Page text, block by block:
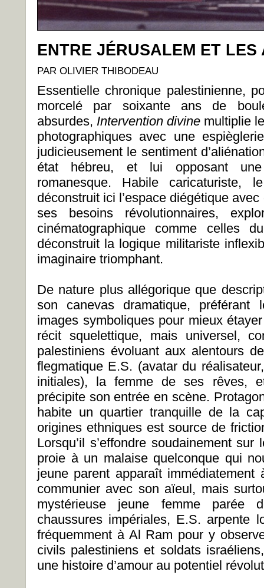
ENTRE JÉRUSALEM ET LES
PAR OLIVIER THIBODEAU
Essentielle chronique palestinienne,
morcelé par soixante ans de
absurdes, Intervention divine multiplie
photographiques avec une
judicieusement le sentiment
état hébreu, et lui opposant une
romanesque. Habile caricaturiste,
déconstruit ici l’espace diégétique
ses besoins révolutionnaires,
cinématographique comme celles
déconstruit la logique militariste
imaginaire triomphant.
De nature plus allégorique que
son canevas dramatique,
images symboliques pour mieux
récit squelettique, mais universel,
palestiniens évoluant aux alentours
flegmatique E.S. (avatar du
initiales), la femme de ses rêves,
précipite son entrée en scène.
habite un quartier tranquille de la
origines ethniques est source de
Lorsqu’il s’effondre soudainement
proie à un malaise quelconque qui
jeune parent apparaît
communier avec son aïeul, mais
mystérieuse jeune femme parée
chaussures impériales, E.S. arpente
fréquemment à Al Ram pour y
civils palestiniens et soldats
une histoire d’amour au potentiel